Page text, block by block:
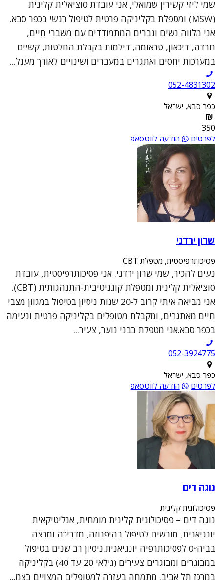
שמי ליזי קשירין שמואלי, אני עובדת סוציאלית קלינית
(MSW) ומטפלת בקליניקה פרטית לטיפול רגשי בכפר סבא.
אני מלווה נשים וגברים המתמודדים עם משברי חיים,
חרדה, דיכאון, טראומה, דילמות בקבלת החלטות, קשיים
במערכות יחסים ואתגרים במעברים ושינויים לאורך מעגל...
052-4831302
כפר סבא, ישראל
350
לפרטים
הודעה לווטסאפ
שרון ירדני
פסיכותרפיסטית, מטפלת CBT
נעים להכיר, שמי שרון ירדני. אני פסיכותרפיסטית, עובדת
סוציאלית קלינית ומטפלת קוגניטיבית-התנהגותית (CBT).
אני מביאה איתי קרוב ל-20 שנות ניסיון בטיפול במגוון מצבי
חיים מאתגרים, ומקבלת מטופלים בקליניקה פרטית ונעימה
בכפר סבא.אני מטפלת בבני נוער, צעיר...
052-3924775
כפר סבא, ישראל
לפרטים
הודעה לווטסאפ
נוגה דים
פסיכולוגית קלינית
נוגה דים – פסיכולוגית קלינית מומחית, אנליטיקאית
יונגיאנית, מורשית לטיפול בהיפנוזה, מדריכה ומרצה
בביה״ס לפסיכותרפיה יונגיאנית.ניסיון רב שנים בטיפול
במבוגרים ומבוגרים צעירים (גילאי 20 עד 40) בקליניקה
במרכז תל אביב. מתמחה בעזרה למטופלים המצויים בצמ...